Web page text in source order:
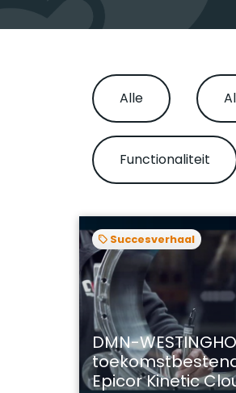
Alle
Functionaliteit
Succesverhaal
DMN-
Epicor Kinetic